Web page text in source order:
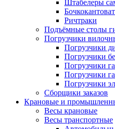
Штабелеры
Ричтраки
Подъёмные столы
Погрузчики
Погрузчики
Погрузчики
Погрузчики
Погрузчики
Погрузчики
Сборщики заказов
Крановые и
Весы крановые
Весы транспортные